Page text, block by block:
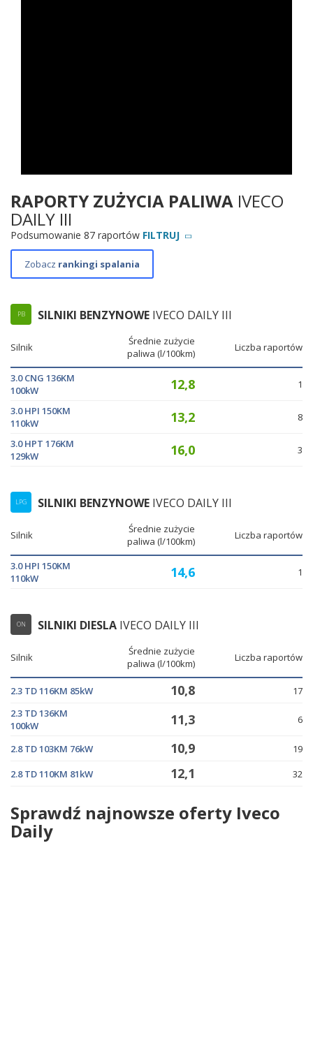
RAPORTY ZUŻYCIA PALIWA IVECO
DAILY III
Podsumowanie 87 raportów FILTRUJ
Zobacz rankingi spalania
PB SILNIKI BENZYNOWE IVECO DAILY III
Silnik
Średnie zużycie
paliwa (l/100km)
Liczba raportów
3.0 CNG 136KM
100kW
12,8 1
3.0 HPI 150KM
110kW
13,2 8
3.0 HPT 176KM
129kW
16,0 3
LPG SILNIKI BENZYNOWE IVECO DAILY III
Silnik
Średnie zużycie
paliwa (l/100km)
Liczba raportów
3.0 HPI 150KM
110kW
14,6 1
ON SILNIKI DIESLA IVECO DAILY III
Silnik
Średnie zużycie
paliwa (l/100km)
Liczba raportów
2.3 TD 116KM 85kW 10,8
17
2.3 TD 136KM
100kW
11,3 6
2.8 TD 103KM 76kW 10,9
19
2.8 TD 110KM 81kW
12,1 32
Sprawdź najnowsze oferty Iveco
Daily